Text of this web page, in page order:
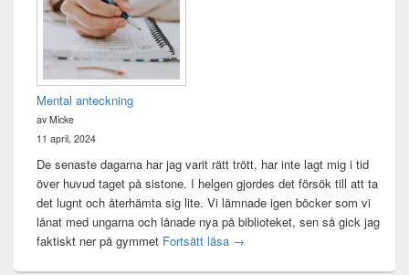
Mental anteckning
av Micke
11 april, 2024
De senaste dagarna har jag varit rätt trött, har inte lagt mig i tid
över huvud taget på sistone. I helgen gjordes det försök till att ta
det lugnt och återhämta sig lite. Vi lämnade igen böcker som vi
lånat med ungarna och lånade nya på biblioteket, sen så gick jag
faktiskt ner på gymmet Fortsätt läsa Mental anteckning
→